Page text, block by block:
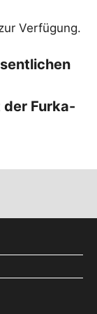
Verfügung.
Furka-